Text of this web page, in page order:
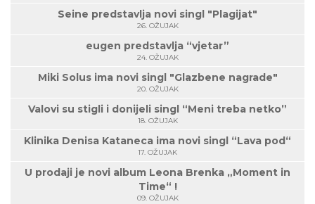
Seine predstavlja novi singl "Plagijat"
26. OŽUJAK
eugen predstavlja “vjetar”
24. OŽUJAK
Miki Solus ima novi singl "Glazbene nagrade"
20. OŽUJAK
Valovi su stigli i donijeli singl “Meni treba netko”
18. OŽUJAK
Klinika Denisa Kataneca ima novi singl “Lava pod“
17. OŽUJAK
U prodaji je novi album Leona Brenka „Moment in
Time“ !
09. OŽUJAK